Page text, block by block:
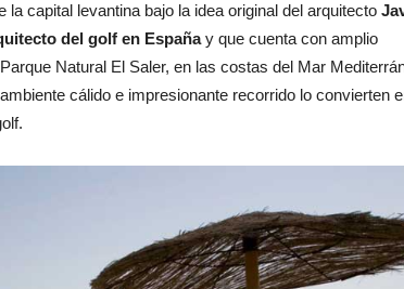
capital levantina bajo la idea original del arquitecto
del golf en Españay que cuenta con amplio
Natural El Saler, en las costas del Mar
cálido e impresionante recorrido lo convierten